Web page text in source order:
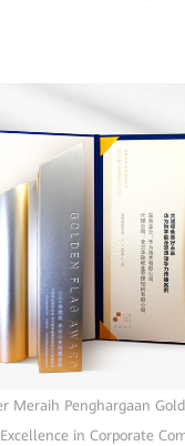
Meraih Penghargaan
in Corporate